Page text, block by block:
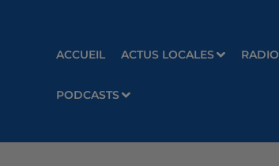
ACCUEIL ACTUS LOCALES RADIO
PODCASTS